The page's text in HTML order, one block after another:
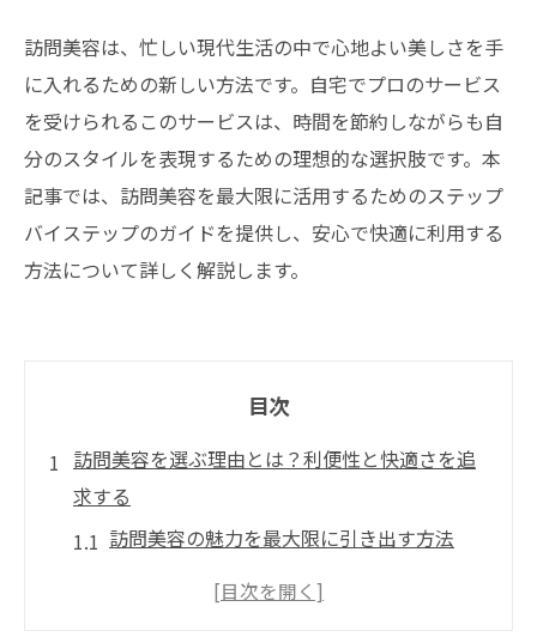
訪問美容は、忙しい現代生活の中で心地よい美しさを手
に入れるための新しい方法です。自宅でプロのサービス
を受けられるこのサービスは、時間を節約しながらも自
分のスタイルを表現するための理想的な選択肢です。本
記事では、訪問美容を最大限に活用するためのステップ
バイステップのガイドを提供し、安心で快適に利用する
方法について詳しく解説します。
目次
訪問美容を選ぶ理由とは？利便性と快適さを追
求する
訪問美容の魅力を最大限に引き出す方法
忙しい生活に訪問美容がもたらす利点